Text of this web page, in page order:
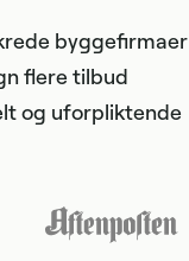
byggefirmaer
flere tilbud
og uforpliktende